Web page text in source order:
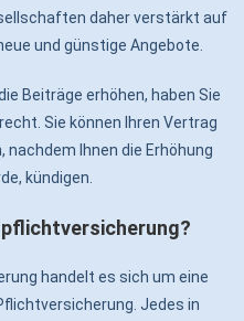
daher verstärkt auf
und günstige Angebote.
Beiträge erhöhen, haben Sie
Sie können Ihren Vertrag
nachdem Ihnen die Erhöhung
kündigen.
handelt es sich um eine
Jedes in